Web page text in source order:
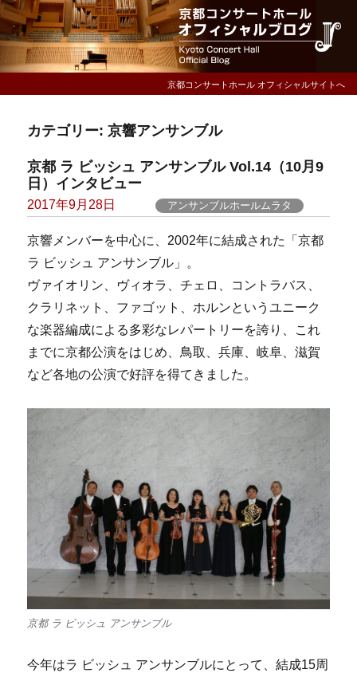
京都コンサートホール オフィシャルサイトへ
カテゴリー:京響アンサンブル
京都 ラ ビッシュ アンサンブル Vol.14（10月9
日）インタビュー
Posted
2017年9月28日 アンサンブルホールムラタ
京響メンバーを中心に、2002年に結成された「京都
ラ ビッシュ アンサンブル」。
ヴァイオリン、ヴィオラ、チェロ、コントラバス、
クラリネット、ファゴット、ホルンというユニーク
な楽器編成による多彩なレパートリーを誇り、これ
までに京都公演をはじめ、鳥取、兵庫、岐阜、滋賀
など各地の公演で好評を得てきました。
京都 ラ ビッシュ アンサンブル
今年はラ ビッシュ アンサンブルにとって、結成15周